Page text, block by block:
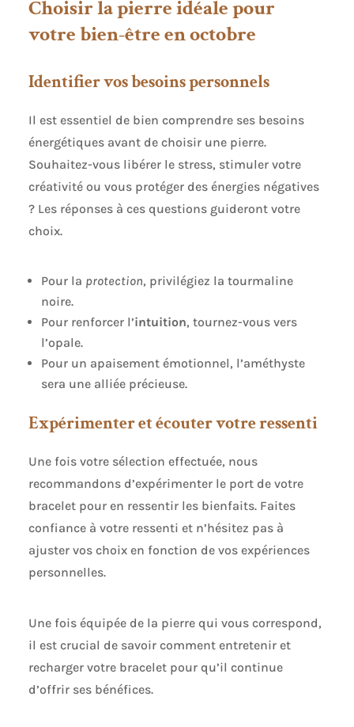
Choisir la pierre idéale pour
votre bien-être en octobre
Identifier vos besoins personnels
Il est essentiel de bien comprendre ses besoins
énergétiques avant de choisir une pierre.
Souhaitez-vous libérer le stress, stimuler votre
créativité ou vous protéger des énergies négatives
? Les réponses à ces questions guideront votre
choix.
Pour la protection, privilégiez la tourmaline
noire.
Pour renforcer l’intuition, tournez-vous vers
l’opale.
Pour un apaisement émotionnel, l’améthyste
sera une alliée précieuse.
Expérimenter et écouter votre ressenti
Une fois votre sélection effectuée, nous
recommandons d’expérimenter le port de votre
bracelet pour en ressentir les bienfaits. Faites
confiance à votre ressenti et n’hésitez pas à
ajuster vos choix en fonction de vos expériences
personnelles.
Une fois équipée de la pierre qui vous correspond,
il est crucial de savoir comment entretenir et
recharger votre bracelet pour qu’il continue
d’offrir ses bénéfices.